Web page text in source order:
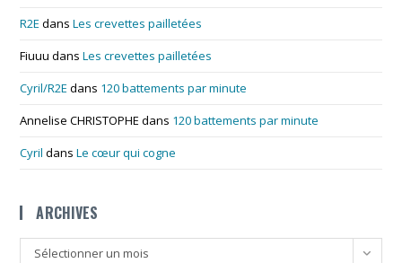
R2E dansLes crevettes pailletées
Fiuuu dansLes crevettes pailletées
Cyril/R2E dans 120 battements par minute
Annelise CHRISTOPHE dans 120 battements par minute
Cyril dansLe cœur qui cogne
ARCHIVES
Archives
Sélectionner un mois